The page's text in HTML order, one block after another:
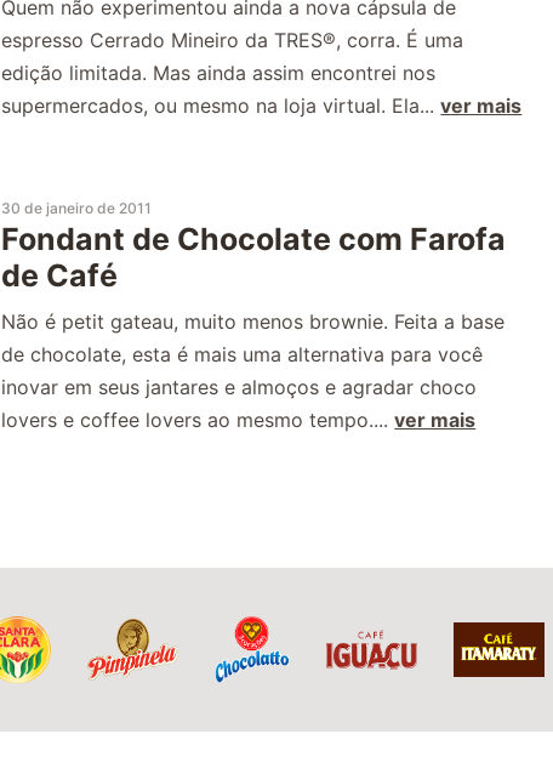
Quem não experimentou ainda a nova cápsula de
espresso Cerrado Mineiro da TRES®, corra. É uma
edição limitada. Mas ainda assim encontrei nos
supermercados, ou mesmo na loja virtual. Ela...ver mais
30 de janeiro de 2011
Fondant de Chocolate com Farofa
de Café
Não é petit gateau, muito menos brownie. Feita a base
de chocolate, esta é mais uma alternativa para você
inovar em seus jantares e almoços e agradar choco
lovers e coffee lovers ao mesmo tempo....ver mais